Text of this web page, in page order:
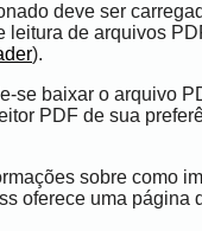
deve ser
leitura de arquivos
).
se baixar o arquivo
PDF de sua
sobre como
oferece uma página